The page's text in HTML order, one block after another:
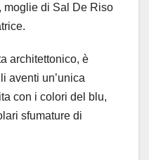
, moglie di Sal De Riso
architettonico, è
aventi un’unica
con i colori del blu,
sfumature di